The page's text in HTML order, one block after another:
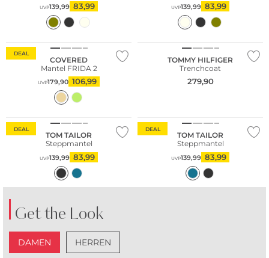
UVP139,99 83,99 UVP139,99 83,99
DEAL
COVERED
Mantel FRIDA 2
UVP179,90 106,99
TOMMY HILFIGER
Trenchcoat
279,90
DEAL
TOM TAILOR
Steppmantel
UVP139,99 83,99
DEAL
TOM TAILOR
Steppmantel
UVP139,99 83,99
Get the Look
DAMEN HERREN